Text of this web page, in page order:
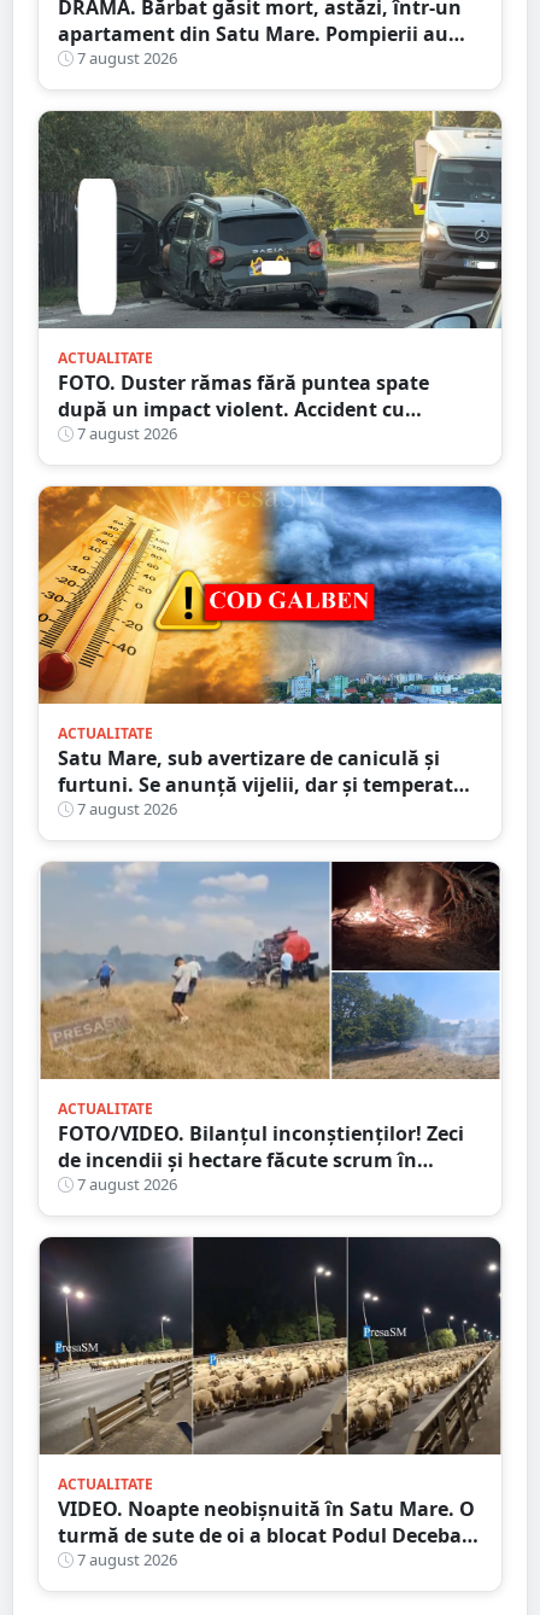
DRAMĂ. Bărbat găsit mort, astăzi, într-un
apartament din Satu Mare. Pompierii au
spart ușa
7 august 2026
ACTUALITATE
FOTO. Duster rămas fără puntea spate
după un impact violent. Accident cu
implicarea unei mașini din Satu Mare
7 august 2026
ACTUALITATE
Satu Mare, sub avertizare de caniculă și
furtuni. Se anunță vijelii, dar și temperaturi
ridicate. Avertizarea ANM
7 august 2026
ACTUALITATE
FOTO/VIDEO. Bilanțul inconștienților! Zeci
de incendii și hectare făcute scrum în
județul Satu Mare
7 august 2026
ACTUALITATE
VIDEO. Noapte neobișnuită în Satu Mare. O
turmă de sute de oi a blocat Podul Decebal.
Gest de apreciat al ciobanului
7 august 2026